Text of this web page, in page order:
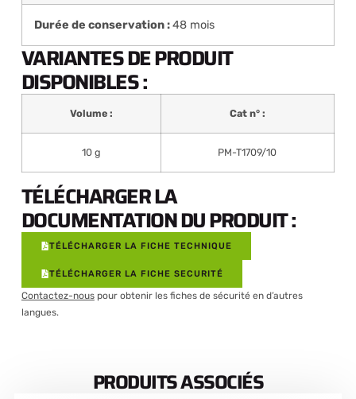
Durée de conservation :48 mois
VARIANTES DE PRODUIT
DISPONIBLES :
Volume : Cat n° :
10 g PM-T1709/10
TÉLÉCHARGER LA
DOCUMENTATION DU PRODUIT :
TÉLÉCHARGER LA FICHE TECHNIQUE
TÉLÉCHARGER LA FICHE SECURITÉ
Contactez-nouspour obtenir les fiches de sécurité en d’autres
langues.
PRODUITS ASSOCIÉS